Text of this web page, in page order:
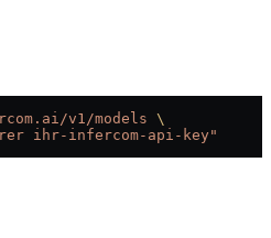
v1/models \
ihr-infercom-api-key"